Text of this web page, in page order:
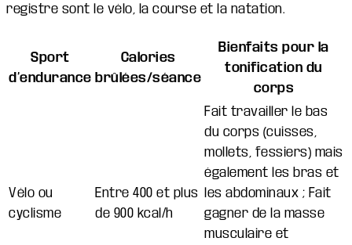
registre sont le vélo, la course et la natation.
Sport
d’endurance
Calories
brûlées/séance
Bienfaits pour la
tonification du
corps
Vélo ou
cyclisme
Entre 400 et plus
de 900 kcal/h
Fait travailler le bas
du corps (cuisses,
mollets, fessiers) mais
également les bras et
les abdominaux ; Fait
gagner de la masse
musculaire et